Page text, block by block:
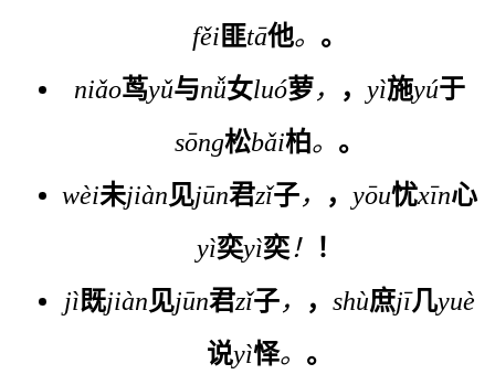
fěi 匪tā他。 。
niǎo茑yǔ与nǚ女luó萝， ， yì施yú于
sōng松bǎi柏。 。
wèi未jiàn见jūn君zǐ子， ， yōu忧xīn心
yì奕yì奕！
！
jì既jiàn见jūn君zǐ子， ， shù庶jī几yuè
说yì怿。 。